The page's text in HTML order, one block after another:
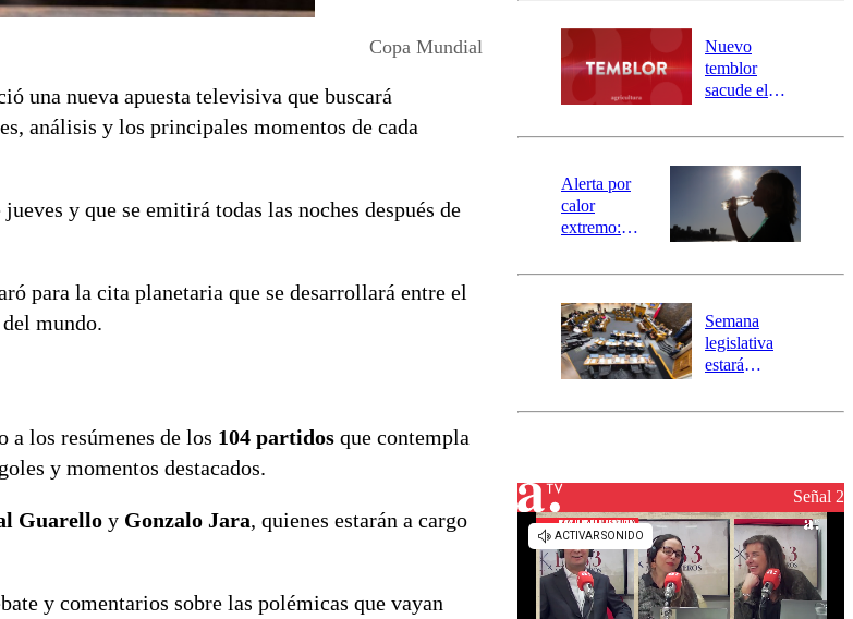
Copa Mundial
una nueva apuesta televisiva que buscará
análisis y los principales momentos de cada
y que se emitirá todas las noches después de
para la cita planetaria que se desarrollará entre el
mundo.
a los resúmenes de los 104 partidos que contempla
y momentos destacados.
Guarello y Gonzalo Jara, quienes estarán a cargo
y comentarios sobre las polémicas que vayan
río Damas:
activa
mensajería
SAE
Nuevo
temblor
sacude el
revisa la
epicentro
Alerta por
calor
extremo:
activa Alerta
Preventiva en
tres comunas
Semana
legislativa
estará
el fin de la
reconstrucciónSeñal 2